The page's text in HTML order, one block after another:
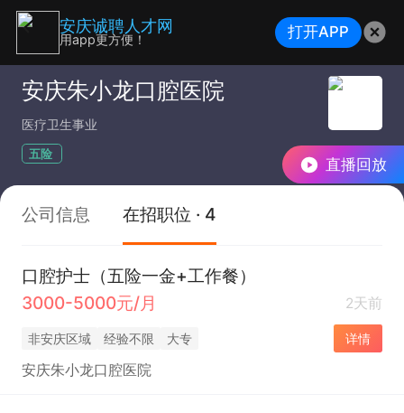
直播回放
安庆朱小龙口腔医院
医疗卫生事业
五险
公司信息 在招职位 · 4
口腔护士（五险一金+工作餐）
3000-5000元/月
2天前
非安庆区域 经验不限 大专 详情
安庆朱小龙口腔医院
安庆诚聘人才网
用app更方便！ 打开APP